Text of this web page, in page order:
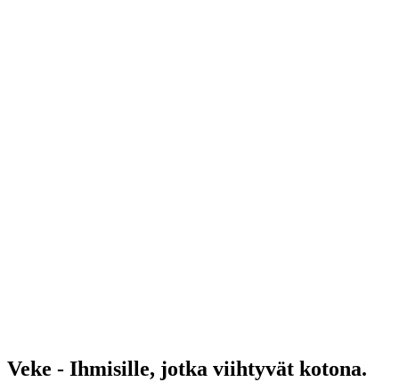
Veke - Ihmisille, jotka viihtyvät kotona.